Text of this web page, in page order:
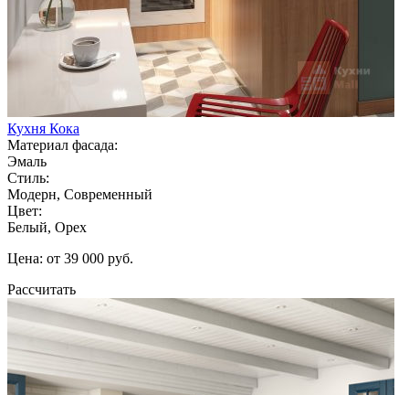
Кухня Кока
Материал фасада:
Эмаль
Стиль:
Модерн, Современный
Цвет:
Белый, Орех
Цена: от 39 000 руб.
Рассчитать